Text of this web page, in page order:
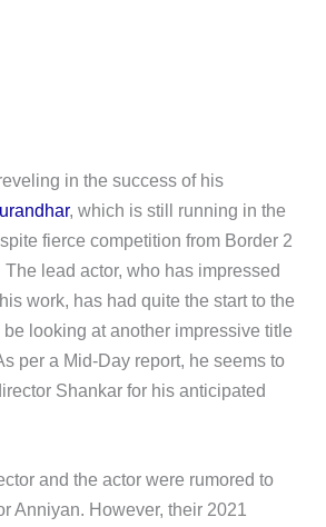
in the success of his
, which is still running in the
fierce competition from Border 2
lead actor, who has impressed
work, has had quite the start to the
looking at another impressive title
per a Mid-Day report, he seems to
Shankar for his anticipated
and the actor were rumored to
Anniyan. However, their 2021